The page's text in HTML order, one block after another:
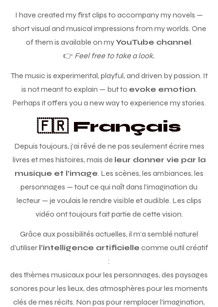
I have created my first clips to accompany my novels —
short visual and musical impressions from my worlds. One
of them is available on myYouTube channel.
👉 Feel free to take a look.
The music is experimental, playful, and driven by passion. It
is not meant to explain — but to evoke emotion.
Perhaps it offers you a new way to experience my stories.
🇫🇷 Français
Depuis toujours, j’ai rêvé de ne pas seulement écrire mes
livres et mes histoires, mais de leur donner vie par la
musique et l’image. Les scènes, les ambiances, les
personnages — tout ce qui naît dans l’imagination du
lecteur — je voulais le rendre visible et audible. Les clips
vidéo ont toujours fait partie de cette vision.
Grâce aux possibilités actuelles, il m’a semblé naturel
d’utiliser l’intelligence artificielle comme outil créatif
:
des thèmes musicaux pour les personnages, des paysages
sonores pour les lieux, des atmosphères pour les moments
clés de mes récits. Non pas pour remplacer l’imagination,